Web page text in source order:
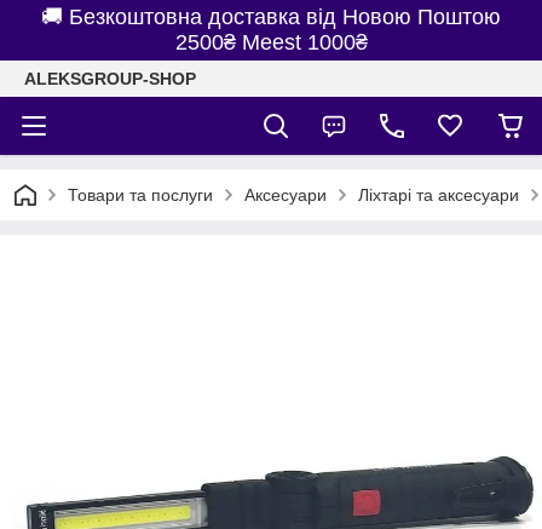
🚚 Безкоштовна доставка від Новою Поштою
2500₴ Meest 1000₴
ALEKSGROUP-SHOP
Товари та послуги Аксесуари Ліхтарі та аксесуари